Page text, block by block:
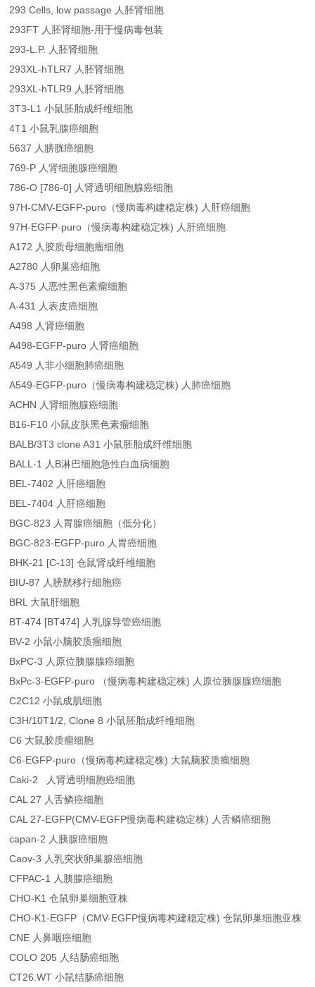
293 Cells, low passage 人胚肾细胞
293FT 人胚肾细胞-用于慢病毒包装
293-L.P. 人胚肾细胞
293XL-hTLR7 人胚肾细胞
293XL-hTLR9 人胚肾细胞
3T3-L1 小鼠胚胎成纤维细胞
4T1 小鼠乳腺癌细胞
5637 人膀胱癌细胞
769-P 人肾细胞腺癌细胞
786-O [786-0] 人肾透明细胞腺癌细胞
97H-CMV-EGFP-puro（慢病毒构建稳定株) 人肝癌细胞
97H-EGFP-puro（慢病毒构建稳定株) 人肝癌细胞
A172 人胶质母细胞瘤细胞
A2780 人卵巢癌细胞
A-375 人恶性黑色素瘤细胞
A-431 人表皮癌细胞
A498 人肾癌细胞
A498-EGFP-puro 人肾癌细胞
A549 人非小细胞肺癌细胞
A549-EGFP-puro（慢病毒构建稳定株) 人肺癌细胞
ACHN 人肾细胞腺癌细胞
B16-F10 小鼠皮肤黑色素瘤细胞
BALB/3T3 clone A31 小鼠胚胎成纤维细胞
BALL-1 人B淋巴细胞急性白血病细胞
BEL-7402 人肝癌细胞
BEL-7404 人肝癌细胞
BGC-823 人胃腺癌细胞（低分化）
BGC-823-EGFP-puro 人胃癌细胞
BHK-21 [C-13] 仓鼠肾成纤维细胞
BIU-87 人膀胱移行细胞癌
BRL 大鼠肝细胞
BT-474 [BT474] 人乳腺导管癌细胞
BV-2 小鼠小脑胶质瘤细胞
BxPC-3 人原位胰腺腺癌细胞
BxPc-3-EGFP-puro （慢病毒构建稳定株) 人原位胰腺腺癌细胞
C2C12 小鼠成肌细胞
C3H/10T1/2, Clone 8 小鼠胚胎成纤维细胞
C6 大鼠胶质瘤细胞
C6-EGFP-puro（慢病毒构建稳定株) 大鼠脑胶质瘤细胞
Caki-2 人肾透明细胞癌细胞
CAL 27 人舌鳞癌细胞
CAL 27-EGFP(CMV-EGFP慢病毒构建稳定株) 人舌鳞癌细胞
capan-2 人胰腺癌细胞
Caov-3 人乳突状卵巢腺癌细胞
CFPAC-1 人胰腺癌细胞
CHO-K1 仓鼠卵巢细胞亚株
CHO-K1-EGFP（CMV-EGFP慢病毒构建稳定株) 仓鼠卵巢细胞亚株
CNE 人鼻咽癌细胞
COLO 205 人结肠癌细胞
CT26.WT 小鼠结肠癌细胞